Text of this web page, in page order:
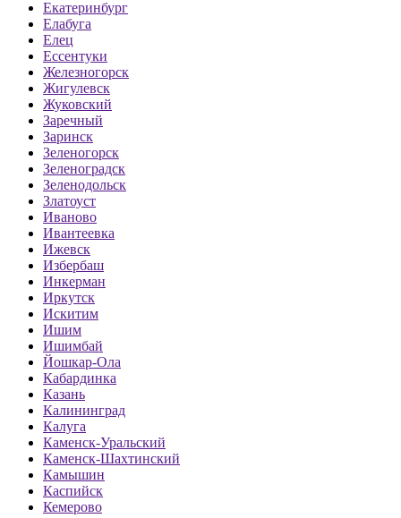
Екатеринбург
Елабуга
Елец
Ессентуки
Железногорск
Жигулевск
Жуковский
Заречный
Заринск
Зеленогорск
Зеленоградск
Зеленодольск
Златоуст
Иваново
Ивантеевка
Ижевск
Избербаш
Инкерман
Иркутск
Искитим
Ишим
Ишимбай
Йошкар-Ола
Кабардинка
Казань
Калининград
Калуга
Каменск-Уральский
Каменск-Шахтинский
Камышин
Каспийск
Кемерово